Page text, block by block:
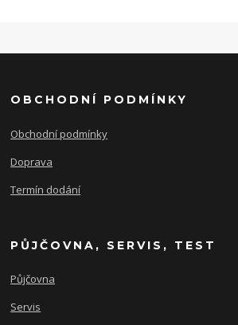
OBCHODNÍ PODMÍNKY
Obchodní podmínky
Doprava
Termín dodání
PŮJČOVNA, SERVIS, TEST
Půjčovna
Servis